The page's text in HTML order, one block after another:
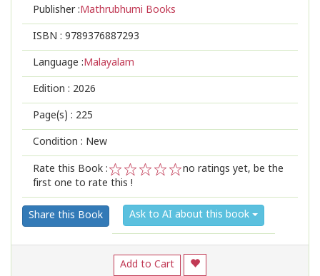
Publisher :Mathrubhumi Books
ISBN : 9789376887293
Language :Malayalam
Edition : 2026
Page(s) : 225
Condition : New
Rate this Book :
2
1
no ratings yet, be the
first one to rate this !
Share this Book Ask to AI about this book
Add to Cart